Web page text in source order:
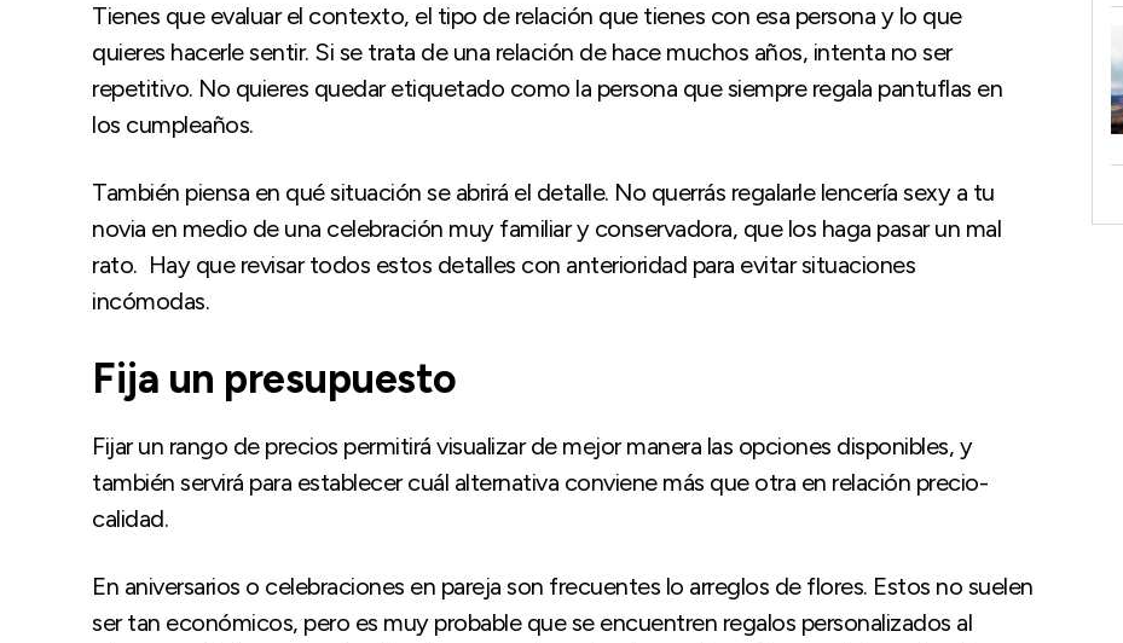
Tienes que evaluar el contexto, el tipo de relación que tienes con esa persona y lo que
quieres hacerle sentir. Si se trata de una relación de hace muchos años, intenta no ser
repetitivo. No quieres quedar etiquetado como la persona que siempre regala pantuflas en
los cumpleaños.
También piensa en qué situación se abrirá el detalle. No querrás regalarle lencería sexy a tu
novia en medio de una celebración muy familiar y conservadora, que los haga pasar un mal
rato. Hay que revisar todos estos detalles con anterioridad para evitar situaciones
incómodas.
Fija un presupuesto
Fijar un rango de precios permitirá visualizar de mejor manera las opciones disponibles, y
también servirá para establecer cuál alternativa conviene más que otra en relación precio-
calidad.
En aniversarios o celebraciones en pareja son frecuentes lo arreglos de flores. Estos no suelen
ser tan económicos, pero es muy probable que se encuentren regalos personalizados al